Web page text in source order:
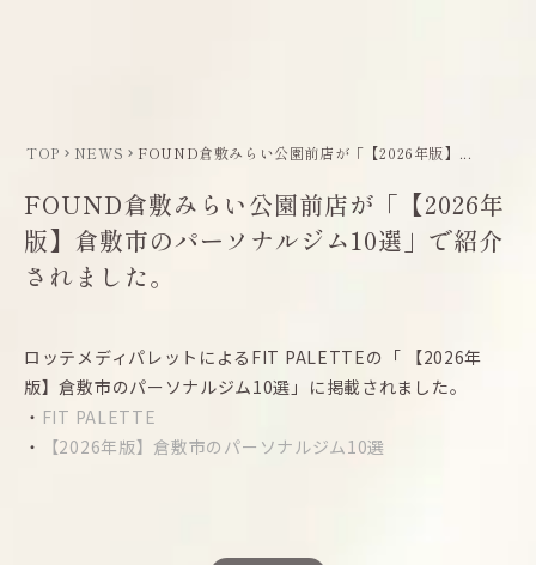
TOP keyboard_arrow_right NEWS keyboard_arrow_right FOUND倉敷みらい公園前店が「【2026年版】...
FOUND倉敷みらい公園前店が「【2026年
版】倉敷市のパーソナルジム10選」で紹介
されました。
ロッテメディパレットによるFIT PALETTEの「 【2026年
版】倉敷市のパーソナルジム10選」に掲載されました。
・ FIT PALETTE
・
【2026年版】倉敷市のパーソナルジム10選